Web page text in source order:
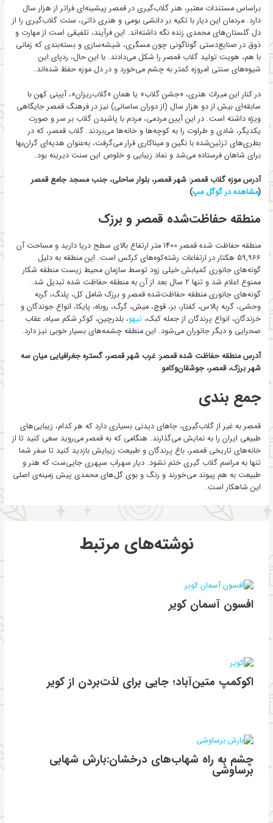
براساس مستندات معتبر، هنر گلاب‌گیری در قمصر پیشینه‌ای فراتر از هزار سال
دارد. مردمان این دیار با تکیه بر دانشی بومی و هنری ذاتی، سنت گلاب‌گیری را از
دل گلستان‌های محمدی زنده نگه داشته‌اند. این فرآیند، تلفیقی است از مهارت و
ذوق در صنایع‌دستی گوناگونی چون مسگری، شیشه‌سازی و بسته‌بندی که زمانی
با هم، هویت تولید گلاب قمصر را شکل می‌دادند. با این حال، ردپای این
شیوه‌های سنتی امروزه کمتر به چشم می‌خورد و در دل موزه حفظ شده‌اند.
در کنار این میراث هنری، «جشن گلاب» یا همان «گلاب‌ریزان»، آیینی کهن با
سابقه‌ای بیش از دو هزار سال (از دوران ساسانی) نیز در فرهنگ قمصر جایگاهی
ویژه داشته است. در این آیین مردمی، مردم با پاشیدن گلاب بر سر و صورت
یکدیگر، شادی و طراوت را به کوچه‌ها و خانه‌ها می‌بردند. گلاب قمصر، که در
بطری‌های تزئین‌شده با نگین و میناکاری قرار می‌گرفت، به‌عنوان هدیه‌ای گران‌بها
برای شاهان فرستاده می‌شد و نماد زیبایی و خلوص این سنت دیرینه بود.
آدرس موزه گلاب قمصر: شهر قمصر، بلوار ساحلی، جنب مسجد جامع قمصر
(مشاهده در گوگل مپ)
منطقه حفاظت‌شده قمصر و برزک
منطقه حفاظت شده قمصر 1400 متر ارتفاع بالای سطح دریا دارید و مساحت آن
۵۹,۹۶۶ هکتار در ارتفاعات رشته‌کوه‌های کرکس است. این منطقه به دلیل
گونه‌های جانوری کمیابش خیلی زود توسط سازمان محیط زیست منطقه شکار
ممنوع اعلام شد و تنها 2 سال بعد از آن به منطقه حفاظت شده تبدیل شد.
گونه‌های جانوری منطقه حفاظت‌شده قمصر و برزک شامل کل، پلنگ، گربه
وحشی، گربه پالاس، کفتار، بز، قوچ، میش، گرگ، روباه، پایکا، انواع جوندگان و
خزندگان، انواع پرندگان از جمله کبک، تیهو، بلدرچین، کوکر شکم سیاه، عقاب
صحرایی و دیگر جانوران می‌شود. این منطقه چشمه‌های بسیار خوبی نیز دارد.
آدرس منطقه حفاظت شده قمصر: غرب شهر قمصر، گستره جغرافیایی میان سه
شهر برزک، قمصر، جوشقان‌وکامو
جمع بندی
قمصر به غیر از گلاب‌گیری، جاهای دیدنی بسیاری دارد که هر کدام، زیبایی‌های
طبیعی ایران را به نمایش می‌گذارند. هنگامی که به قمصر می‌روید سعی کنید تا از
خانه‌های تاریخی قمصر، باغ پرندگان و طبیعت زیبایش بازدید کنید تا سفر شما
تنها به مراسم گلاب گیری ختم نشود. دیار سهراب سپهری جایی‌ست که هنر و
طبیعت به هم پیوند می‌خورند و رنگ و بوی گل‌های محمدی پیش زمینه‌ی اصلی
این شاهکار است.
نوشته‌های مرتبط
افسون آسمان کویر
اکوکمپ متین‌آباد؛ جایی برای لذت‌بردن از کویر
چشم به راه شهاب‌های درخشان:بارش شهابی
برساوشی